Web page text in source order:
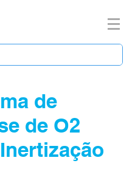
de
de O2